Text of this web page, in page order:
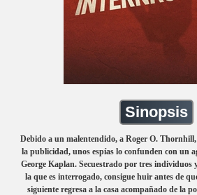
Sinopsis
Debido a un malentendido, a Roger O.
la publicidad, unos espías lo confunden con un
George Kaplan. Secuestrado por tres individuos
la que es interrogado, consigue huir antes de
siguiente regresa a la casa acompañado de la